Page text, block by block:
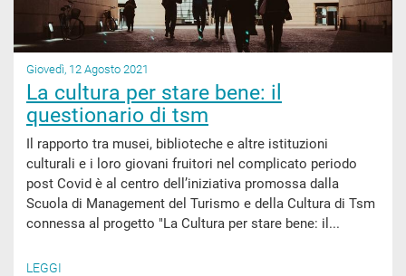
Giovedì, 12 Agosto 2021
La cultura per stare bene: il
questionario di tsm
Il rapporto tra musei, biblioteche e altre istituzioni
culturali e i loro giovani fruitori nel complicato periodo
post Covid è al centro dell’iniziativa promossa dalla
Scuola di Management del Turismo e della Cultura di Tsm
connessa al progetto "La Cultura per stare bene: il...
LEGGI